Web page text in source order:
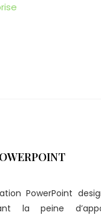
PowerPoint
la peine